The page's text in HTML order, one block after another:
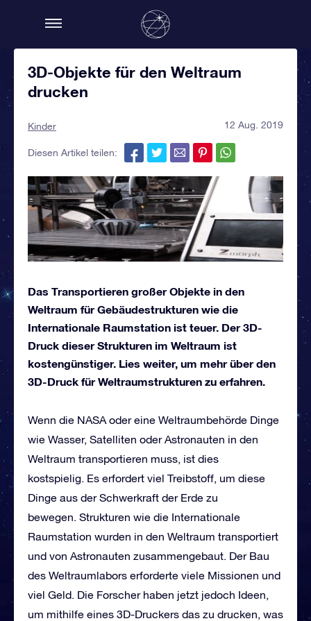
3D-Objekte für den Weltraum
drucken
Kinder 12 Aug. 2019
Diesen Artikel teilen:
Das Transportieren großer Objekte in den
Weltraum für Gebäudestrukturen wie die
Internationale Raumstation ist teuer. Der 3D-
Druck dieser Strukturen im Weltraum ist
kostengünstiger. Lies weiter, um mehr über den
3D-Druck für Weltraumstrukturen zu erfahren.
Wenn die NASA oder eine Weltraumbehörde Dinge
wie Wasser, Satelliten oder Astronauten in den
Weltraum transportieren muss, ist dies
kostspielig. Es erfordert viel Treibstoff, um diese
Dinge aus der Schwerkraft der Erde zu
bewegen. Strukturen wie die Internationale
Raumstation wurden in den Weltraum transportiert
und von Astronauten zusammengebaut. Der Bau
des Weltraumlabors erforderte viele Missionen und
viel Geld. Die Forscher haben jetzt jedoch Ideen,
um mithilfe eines 3D-Druckers das zu drucken, was